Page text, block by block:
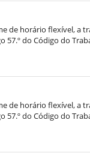
de horário flexível, a
57.º do Código do
de horário flexível, a
57.º do Código do